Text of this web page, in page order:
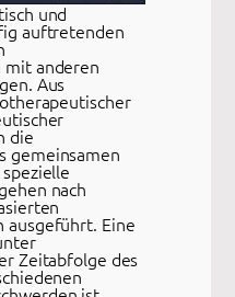
und
auftretenden
mit anderen
Aus
die
gemeinsamen
nach
ausgeführt. Eine
Zeitabfolge des